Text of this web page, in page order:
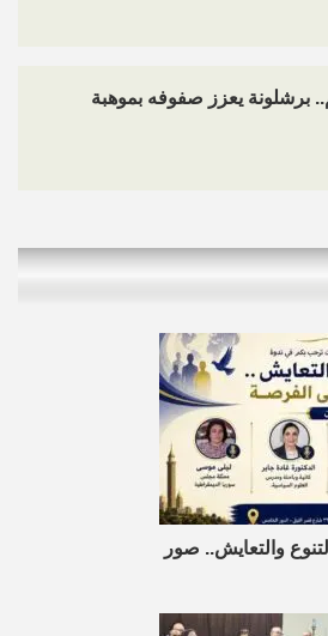
برشلونة يعزز صفوفه بموهبة
والتعايش.. صور